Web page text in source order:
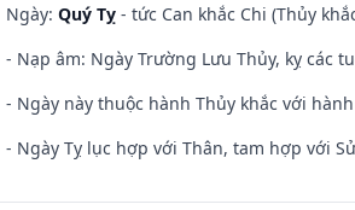
Ngày: Quý Tỵ - tức Can khắc Chi (Thủy
- Nạp âm: Ngày Trường Lưu Thủy, kỵ các
- Ngày này thuộc hành Thủy khắc với
- Ngày Tỵ lục hợp với Thân, tam hợp với